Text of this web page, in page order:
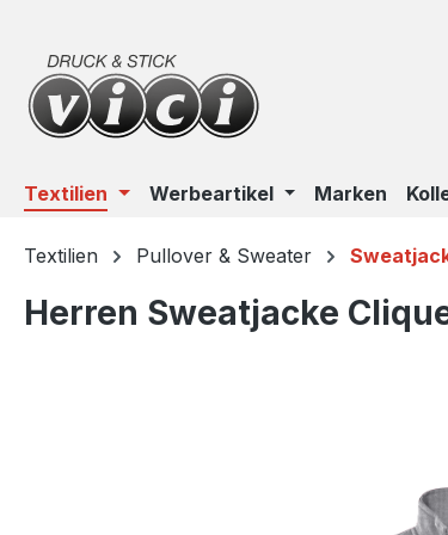
Textilien Werbeartikel Marken
Textilien Pullover & Sweater
Herren Sweatjacke